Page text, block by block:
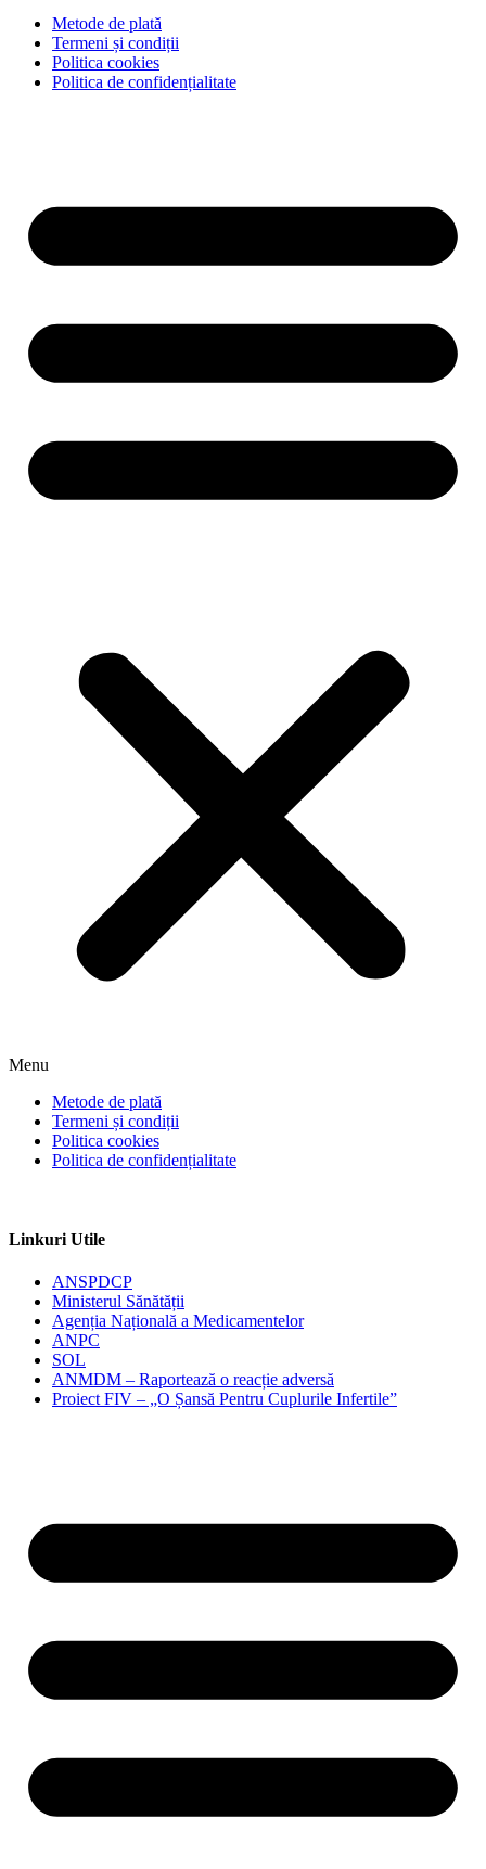
Metode de plată
Termeni și condiții
Politica cookies
Politica de confidențialitate
Menu
Metode de plată
Termeni și condiții
Politica cookies
Politica de confidențialitate
Linkuri Utile
ANSPDCP
Ministerul Sănătății
Agenția Națională a Medicamentelor
ANPC
SOL
ANMDM – Raportează o reacție adversă
Proiect FIV – „O Șansă Pentru Cuplurile Infertile”